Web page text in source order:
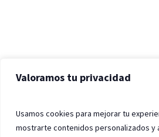
Valoramos tu privacidad
Usamos cookies para mejorar tu
mostrarte contenidos personalizados y